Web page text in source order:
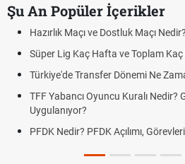
Şu An Popüler İçerikler
Hazırlık Maçı ve Dostluk Maçı
Süper Lig Kaç Hafta ve Toplam Kaç
Türkiye'de Transfer Dönemi Ne
TFF Yabancı Oyuncu Kuralı Nedir?
Uygulanıyor?
PFDK Nedir? PFDK Açılımı,